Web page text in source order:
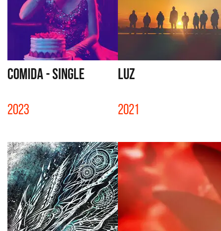
COMIDA - SINGLE
2023
LUZ
2021